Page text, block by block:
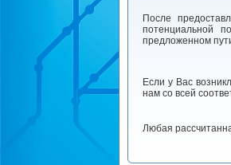
После
потенциальной
предложенном
Если у Вас
нам со всей
Любая